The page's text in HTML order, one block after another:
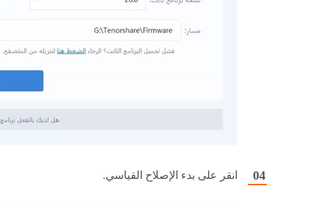
انقر على بدء الإصلاح القياسي.